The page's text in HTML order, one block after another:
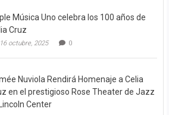
Música Uno celebra los 100 años de
Cruz
16 octubre, 2025 0
Nuviola Rendirá Homenaje a Celia
en el prestigioso Rose Theater de Jazz
Center